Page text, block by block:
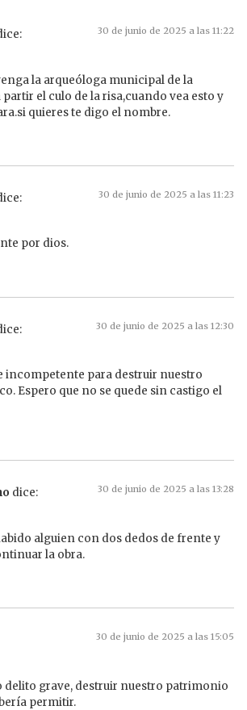
30 de junio de 2025 a las 11:22
la arqueóloga municipal de la
el culo de la risa,cuando vea esto y
quieres te digo el nombre.
30 de junio de 2025 a las 11:23
por dios.
30 de junio de 2025 a las 12:30
incompetente para destruir nuestro
Espero que no se quede sin castigo el
dice: 30 de junio de 2025 a las 13:28
alguien con dos dedos de frente y
la obra.
30 de junio de 2025 a las 15:05
delito grave, destruir nuestro patrimonio
permitir.